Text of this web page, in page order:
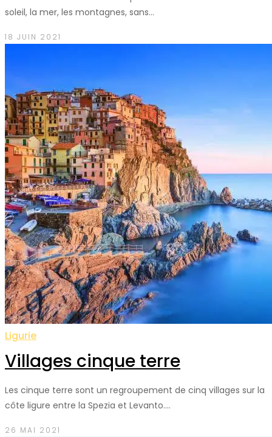
soleil, la mer, les montagnes, sans…
18 JUIN 2021
Ligurie
Villages cinque terre
Les cinque terre sont un regroupement de cinq villages sur la
côte ligure entre la Spezia et Levanto.…
26 MAI 2021